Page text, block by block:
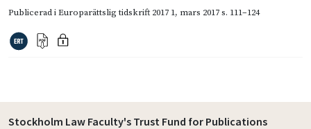
Publicerad iEuroparättslig tidskrift 2017 1, mars 2017s. 111–124
Stockholm Law Faculty's Trust Fund for Publications